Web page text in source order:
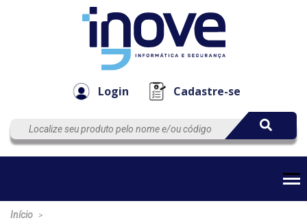
Login Cadastre-se
EmpresaAutomação
Início >